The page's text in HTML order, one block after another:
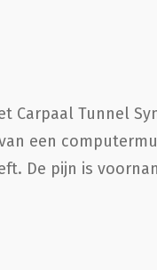
Carpaal Tunnel
een
De pijn is